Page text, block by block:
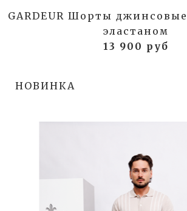
GARDEUR Шорты
эластаном
13 900 руб
НОВИНКА